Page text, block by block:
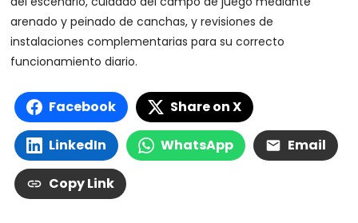
arenado y peinado de canchas, y revisiones de
instalaciones complementarias para su correcto
funcionamiento diario.
Facebook Share on X
LinkedIn WhatsApp Email
Copy Link